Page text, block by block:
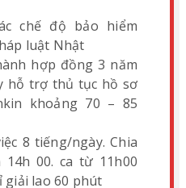
chế độ bảo hiểm
luật Nhật
hợp đồng 3 năm
hỗ trợ thủ tục hồ sơ
khoảng 70 – 85
8 tiếng/ngày. Chia
00. ca từ 11h00
giải lao 60 phút